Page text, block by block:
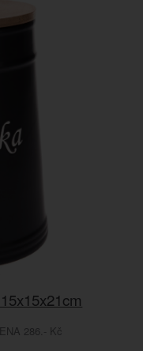
286.- Kč